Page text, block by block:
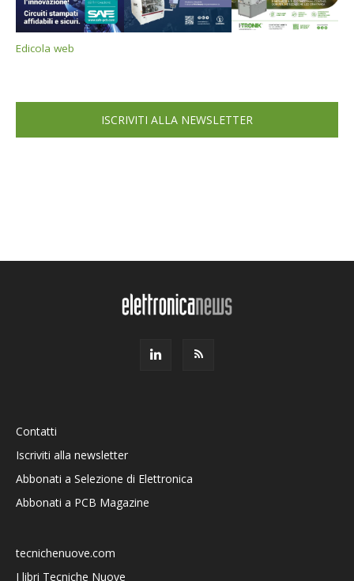
Edicola web
ISCRIVITI ALLA NEWSLETTER
Contatti
Iscriviti alla newsletter
Abbonati a Selezione di Elettronica
Abbonati a PCB Magazine
tecnichenuove.com
I libri Tecniche Nuove